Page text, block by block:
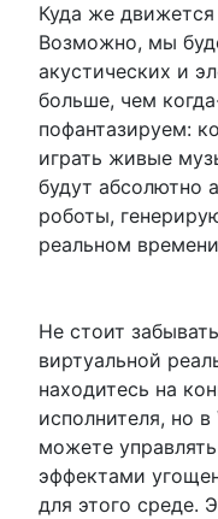
Куда же
Возможно, мы
акустических и
больше, чем
пофантазируем:
играть живые
будут абсолютно
роботы,
реальном
Не стоит
виртуальной
находитесь на
исполнителя, но
можете
эффектами
для этого среде.